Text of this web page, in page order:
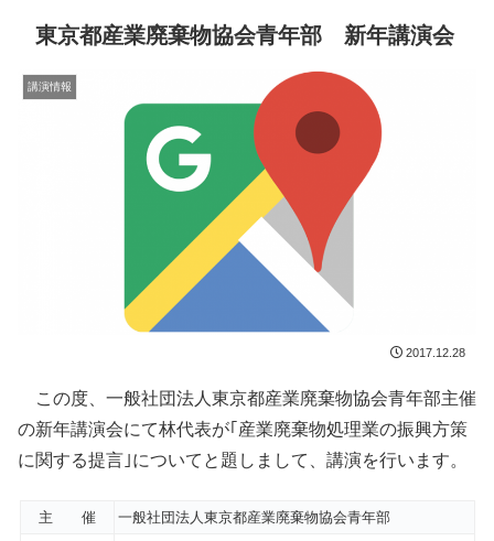
東京都産業廃棄物協会青年部 新年講演会
講演情報
2017.12.28
この度、一般社団法人東京都産業廃棄物協会青年部主催
の新年講演会にて林代表が｢産業廃棄物処理業の振興方策
に関する提言｣についてと題しまして、講演を行います。
主 催
一般社団法人東京都産業廃棄物協会青年部